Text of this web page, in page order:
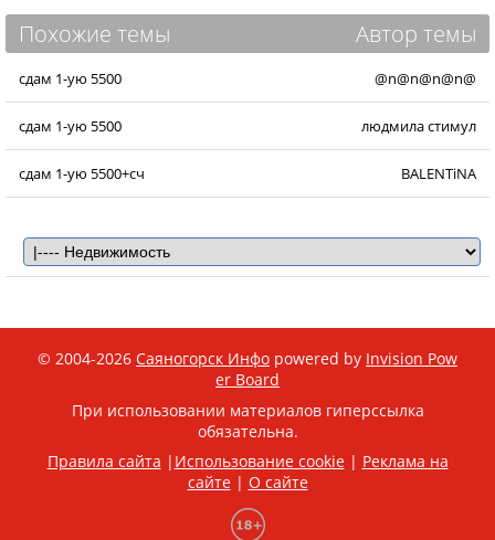
Похожие темы Автор темы
сдам 1-ую 5500 @n@n@n@n@
сдам 1-ую 5500 людмила стимул
сдам 1-ую 5500+сч BALENTiNA
© 2004-2026 Саяногорск Инфо powered by Invision Pow
er Board
При использовании материалов гиперссылка
обязательна.
Правила сайта | Использование cookie| Реклама на
сайте| О сайте